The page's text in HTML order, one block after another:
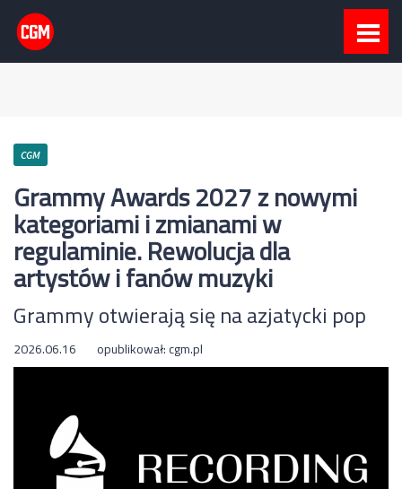
CGM
Grammy Awards 2027 z nowymi
kategoriami i zmianami w
regulaminie. Rewolucja dla
artystów i fanów muzyki
Grammy otwierają się na azjatycki pop
2026.06.16 opublikował:cgm.pl